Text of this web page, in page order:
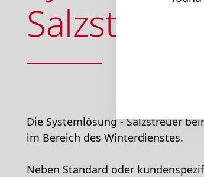
Salzstreuer
Die Systemlösung - Salzstreuer
im Bereich des Winterdienstes.
Neben Standard oder